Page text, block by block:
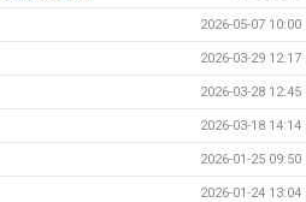
2026-05-07 10:00
2026-03-29 12:17
2026-03-28 12:45
2026-03-18 14:14
2026-01-25 09:50
2026-01-24 13:04